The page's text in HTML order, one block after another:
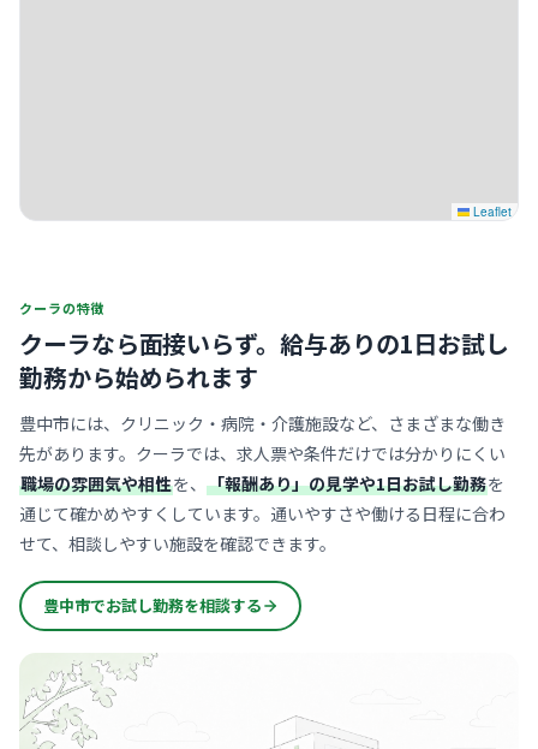
Leaflet
クーラの特徴
クーラなら面接いらず。 給与ありの1日お試し
勤務から始められます
豊中市には、クリニック・病院・介護施設など、さまざまな働き
先があります。クーラでは、求人票や条件だけでは分かりにくい
職場の雰囲気や相性を、 「報酬あり」の見学や1日お試し勤務を
通じて確かめやすくしています。通いやすさや働ける日程に合わ
せて、相談しやすい施設を確認できます。
豊中市でお試し勤務を相談する